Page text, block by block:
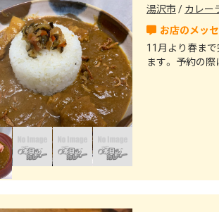
湯沢市 カレー
11月より春ま
ます。 予約の